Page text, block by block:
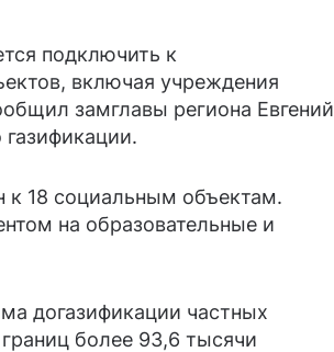
подключить к
включая учреждения
замглавы региона Евгений
к 18 социальным объектам.
на образовательные и
догазификации частных
более 93,6 тысячи